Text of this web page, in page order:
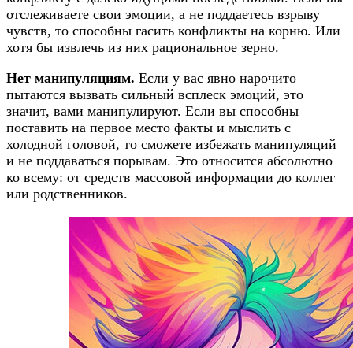
отслеживаете свои эмоции, а не поддаетесь взрыву
чувств, то способны гасить конфликты на корню. Или
хотя бы извлечь из них рациональное зерно.
Нет манипуляциям. Если у вас явно нарочито
пытаются вызвать сильный всплеск эмоций, это
значит, вами манипулируют. Если вы способны
поставить на первое место факты и мыслить с
холодной головой, то сможете избежать манипуляций
и не поддаваться порывам. Это относится абсолютно
ко всему: от средств массовой информации до коллег
или родственников.